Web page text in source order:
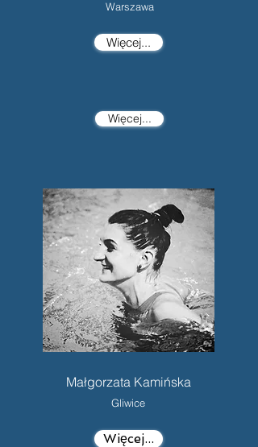
Warszawa
Więcej...
Więcej...
Małgorzata Kamińska
Gliwice
Więcej...